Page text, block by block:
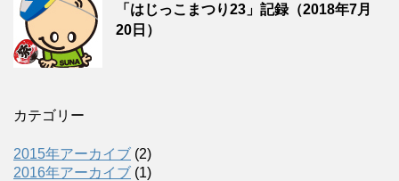
「はじっこまつり23」記録（2018年7月
20日）
カテゴリー
2015年アーカイブ (2)
2016年アーカイブ (1)